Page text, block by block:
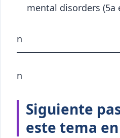
mental disorders (5a
n
n
Siguiente
este tema